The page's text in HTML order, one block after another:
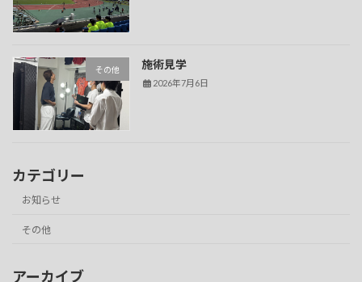
その他 施術見学
2026年7月6日
カテゴリー
お知らせ
その他
アーカイブ